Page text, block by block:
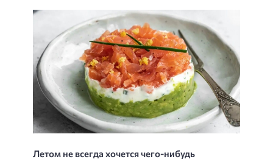
Летом не всегда хочется чего-нибудь